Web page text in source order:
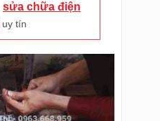
sửa chữa điện
uy tín